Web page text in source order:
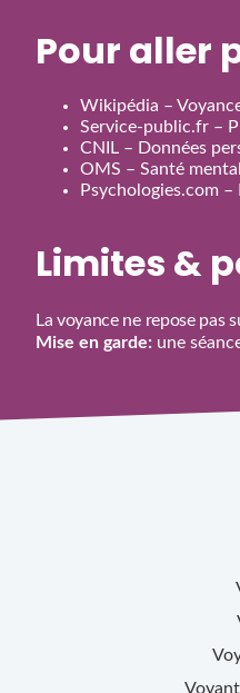
Pour aller
Wikipédia –
Service‑public.fr –
CNIL – Données
OMS – Santé
Psychologies.com –
Limites &
La voyance ne repose pas
Mise en garde: une
Voyant